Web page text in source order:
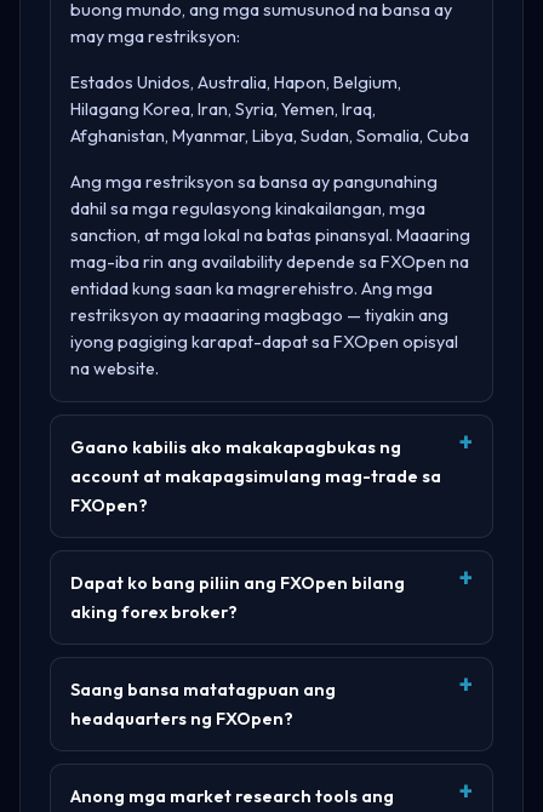
buong mundo, ang mga sumusunod na bansa ay
may mga restriksyon:
Estados Unidos, Australia, Hapon, Belgium,
Hilagang Korea, Iran, Syria, Yemen, Iraq,
Afghanistan, Myanmar, Libya, Sudan, Somalia, Cuba
Ang mga restriksyon sa bansa ay pangunahing
dahil sa mga regulasyong kinakailangan, mga
sanction, at mga lokal na batas pinansyal. Maaaring
mag-iba rin ang availability depende sa FXOpen na
entidad kung saan ka magrerehistro. Ang mga
restriksyon ay maaaring magbago — tiyakin ang
iyong pagiging karapat-dapat saFXOpen opisyal
na website.
Gaano kabilis ako makakapagbukas ng
account at makapagsimulang mag-trade sa
FXOpen?
Dapat ko bang piliin ang FXOpen bilang
aking forex broker?
Saang bansa matatagpuan ang
headquarters ng FXOpen?
Anong mga market research tools ang